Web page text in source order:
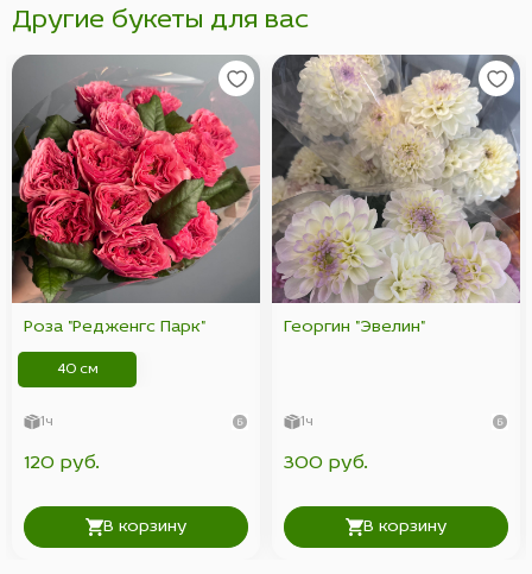
Другие букеты для вас
Роза "Редженгс Парк"
40 см
1ч
120 руб.
В корзину
Георгин "Эвелин"
1ч
300 руб.
В корзину